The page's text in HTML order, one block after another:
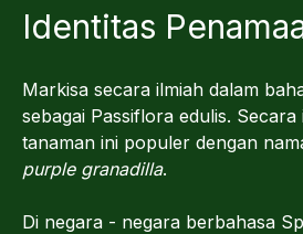
Identitas
Markisa secara ilmiah dalam
sebagai Passiflora edulis.
tanaman ini populer dengan
purple granadilla.
Di negara - negara berbahasa